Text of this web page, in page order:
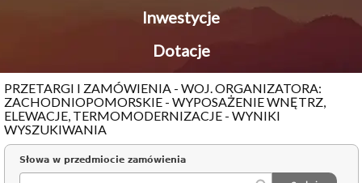
Inwestycje
Dotacje
PRZETARGI I ZAMÓWIENIA - WOJ. ORGANIZATORA:
ZACHODNIOPOMORSKIE - WYPOSAŻENIE WNĘTRZ,
ELEWACJE, TERMOMODERNIZACJE - WYNIKI
WYSZUKIWANIA
Słowa w przedmiocie zamówienia